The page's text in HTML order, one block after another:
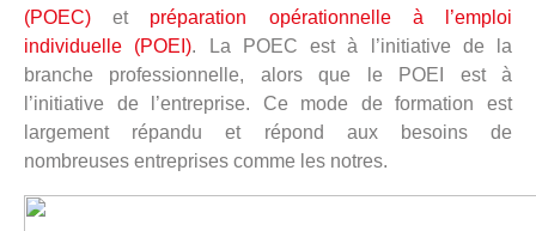
(POEC) et préparation opérationnelle à l’emploi
individuelle (POEI). La POEC est à l’initiative de la
branche professionnelle, alors que le POEI est à
l’initiative de l’entreprise. Ce mode de formation est
largement répandu et répond aux besoins de
nombreuses entreprises comme les notres.